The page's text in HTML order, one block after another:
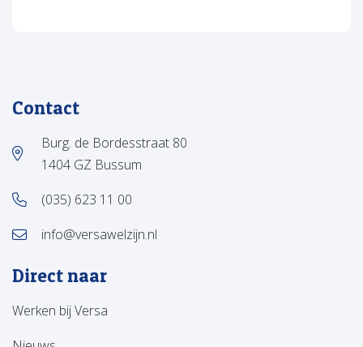
Contact
Burg. de Bordesstraat 80
1404 GZ Bussum
(035) 623 11 00
info@versawelzijn.nl
Direct naar
Werken bij Versa